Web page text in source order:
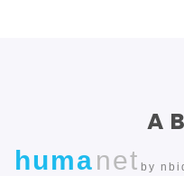
humanet by